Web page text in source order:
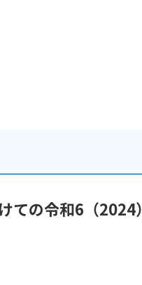
ての令和6（2024）